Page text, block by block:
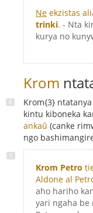
Ne ekzistas
trinki. - Nta
kurya no
Krom
Krom{3}
kintu kiboneka
ankaŭ (canke
ngo
Krom Petro
Aldone al
aho hariho
yari ngaha be